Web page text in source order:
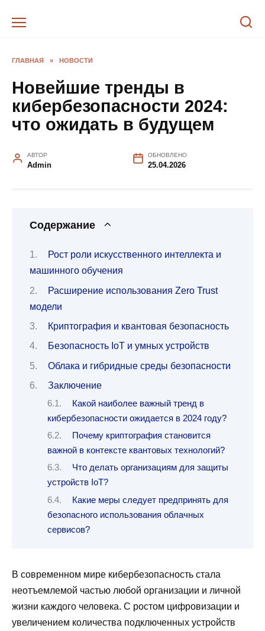
ГЛАВНАЯ » НОВОСТИ
Новейшие тренды в
кибербезопасности 2024:
что ожидать в будущем
АВТОР
Admin
ОБНОВЛЕНО
25.04.2026
Содержание
Рост роли искусственного интеллекта и
машинного обучения
Расширение использования Zero Trust
модели
Криптография и квантовая безопасность
Безопасность IoT и умных устройств
Облака и гибридные среды безопасности
Заключение
Какой наиболее важный тренд в
кибербезопасности ожидается в 2024 году?
Почему криптография становится
важной в контексте квантовых технологий?
Что делать организациям для защиты
устройств IoT?
Какие меры следует предпринять для
безопасного использования облачных
сервисов?
В современном мире кибербезопасность стала
неотъемлемой частью любой организации и личной
жизни каждого человека. С ростом цифровизации и
увеличением количества подключенных устройств